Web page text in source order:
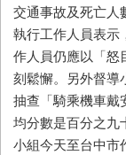
交通事故及死亡人
執行工作人員表示
作人員仍應以「怒
刻鬆懈。另外督導
抽查「騎乘機車戴
均分數是百分之
小組今天至台中市